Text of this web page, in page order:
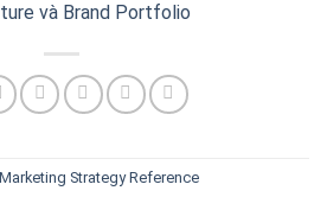
và Brand Portfolio
Marketing Strategy Reference